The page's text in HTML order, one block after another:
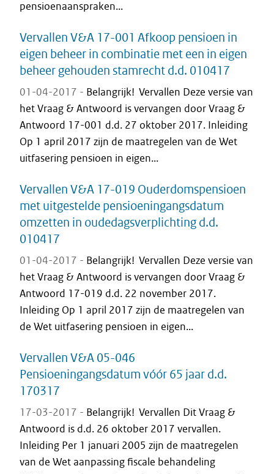
pensioenaanspraken...
Vervallen V&A 17-001 Afkoop pensioen in
eigen beheer in combinatie met een in eigen
beheer gehouden stamrecht d.d. 010417
01-04-2017 - Belangrijk! Vervallen Deze versie van
het Vraag & Antwoord is vervangen door Vraag &
Antwoord 17-001 d.d. 27 oktober 2017. Inleiding
Op 1 april 2017 zijn de maatregelen van de Wet
uitfasering pensioen in eigen...
Vervallen V&A 17-019 Ouderdomspensioen
met uitgestelde pensioeningangsdatum
omzetten in oudedagsverplichting d.d.
010417
01-04-2017 - Belangrijk! Vervallen Deze versie van
het Vraag & Antwoord is vervangen door Vraag &
Antwoord 17-019 d.d. 22 november 2017.
Inleiding Op 1 april 2017 zijn de maatregelen van
de Wet uitfasering pensioen in eigen...
Vervallen V&A 05-046
Pensioeningangsdatum vóór 65 jaar d.d.
170317
17-03-2017 - Belangrijk! Vervallen Dit Vraag &
Antwoord is d.d. 26 oktober 2017 vervallen.
Inleiding Per 1 januari 2005 zijn de maatregelen
van de Wet aanpassing fiscale behandeling